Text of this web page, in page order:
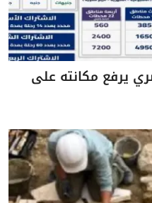
يرفع مكانته على